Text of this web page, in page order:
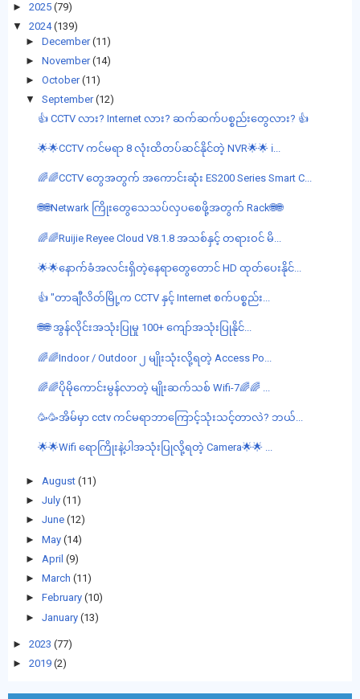
► 2025 (79)
▼
2024 (139)
► December (11)
► November (14)
► October (11)
▼
September (12)
👍 CCTV လား? Internet လား? ဆက်ဆက်ပစ္စည်းတွေလား? 👍
🌟🌟CCTV ကင်မရာ 8 လုံးထိတပ်ဆင်နိုင်တဲ့ NVR🌟🌟 ℹ️...
🌈🌈CCTV တွေအတွက် အကောင်းဆုံး ES200 Series Smart C...
🌐🌐Netwark ကြိုးတွေသေသပ်လှပစေဖို့အတွက် Rack🌐🌐
🌈🌈Ruijie Reyee Cloud V8.1.8 အသစ်နှင့် တရားဝင် မိ...
🌟🌟နောက်ခံအလင်းရှိတဲ့နေရာတွေတောင် HD ထုတ်ပေးနိုင်...
👍 "တာချီလိတ်မြို့က CCTV နှင့် Internet စက်ပစ္စည်း...
🌐🌐 အွန်လိုင်းအသုံးပြုမှု 100+ ကျော်အသုံးပြုနိုင်...
🌈🌈Indoor / Outdoor ၂ မျိုးသုံးလို့ရတဲ့ Access Po...
🌈🌈ပိုမိုကောင်းမွန်လာတဲ့ မျိုးဆက်သစ် Wifi-7🌈🌈 ...
🥳🥳အိမ်မှာ cctv ကင်မရာဘာကြောင့်သုံးသင့်တာလဲ? ဘယ်...
🌟🌟Wifi ရောကြိုးနဲ့ပါအသုံးပြုလို့ရတဲ့ Camera🌟🌟 ...
► August (11)
► July (11)
► June (12)
► May (14)
► April (9)
► March (11)
► February (10)
► January (13)
► 2023 (77)
► 2019 (2)